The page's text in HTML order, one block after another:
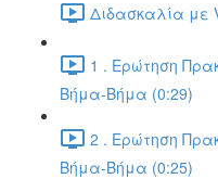
Διδασκαλία με
1 . Ερώτηση
Βήμα-Βήμα (0:29)
2 . Ερώτηση
Βήμα-Βήμα (0:25)